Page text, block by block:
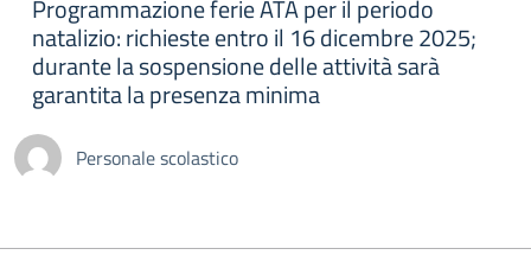
Programmazione ferie ATA per il periodo
natalizio: richieste entro il 16 dicembre 2025;
durante la sospensione delle attività sarà
garantita la presenza minima
Personale scolastico